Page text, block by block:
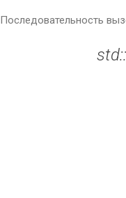
Последовательность